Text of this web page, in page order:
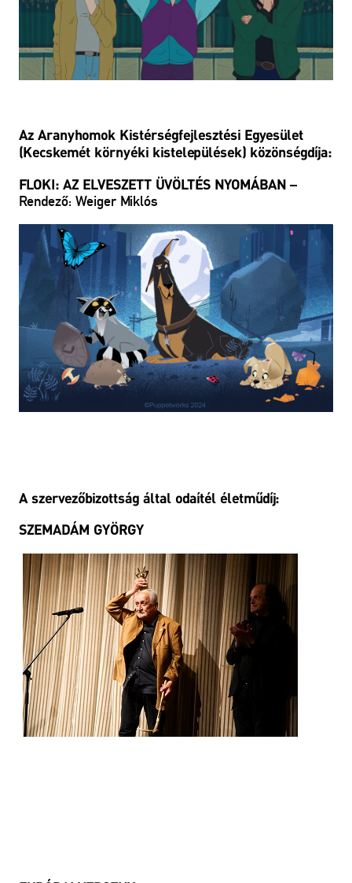
Az Aranyhomok Kistérségfejlesztési Egyesület
(Kecskemét környéki kistelepülések) közönségdíja:
FLOKI: AZ ELVESZETT ÜVÖLTÉS NYOMÁBAN –
Rendező: Weiger Miklós
A szervezőbizottság által odaítél életműdíj:
SZEMADÁM GYÖRGY